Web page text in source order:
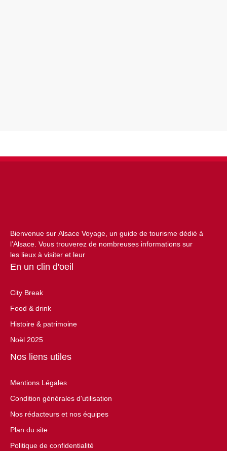
Bienvenue sur Alsace Voyage, un guide de tourisme dédié à
l’Alsace. Vous trouverez de nombreuses informations sur
les lieux à visiter et leur
En un clin d'oeil
City Break
Food & drink
Histoire & patrimoine
Noël 2025
Nos liens utiles
Mentions Légales
Condition générales d'utilisation
Nos rédacteurs et nos équipes
Plan du site
Politique de confidentialité